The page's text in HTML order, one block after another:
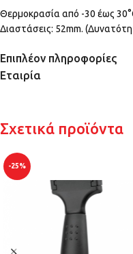
Θερμοκρασία από -30 έως
Διαστάσεις: 52mm.
Επιπλέον πληροφορίες
Εταιρία
Σχετικά προϊόντα
-25%